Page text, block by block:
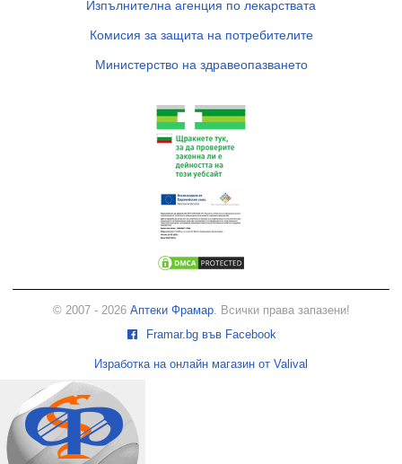
Изпълнителна агенция по лекарствата
Комисия за защита на потребителите
Министерство на здравеопазването
© 2007 - 2026 Аптеки Фрамар. Всички права запазени!
Framar.bg във Facebook
Изработка на онлайн магазин от Valival